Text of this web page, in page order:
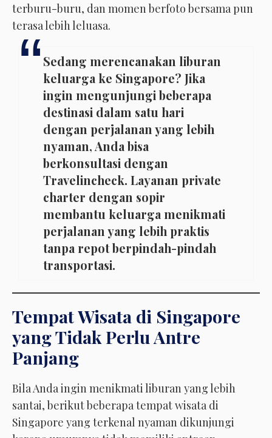
terburu-buru, dan momen berfoto bersama pun
terasa lebih leluasa.
Sedang merencanakan liburan
keluarga ke Singapore? Jika
ingin mengunjungi beberapa
destinasi dalam satu hari
dengan perjalanan yang lebih
nyaman, Anda bisa
berkonsultasi dengan
Travelincheck. Layanan private
charter dengan sopir
membantu keluarga menikmati
perjalanan yang lebih praktis
tanpa repot berpindah-pindah
transportasi.
Tempat Wisata di Singapore
yang Tidak Perlu Antre
Panjang
Bila Anda ingin menikmati liburan yang lebih
santai, berikut beberapa tempat wisata di
Singapore yang terkenal nyaman dikunjungi